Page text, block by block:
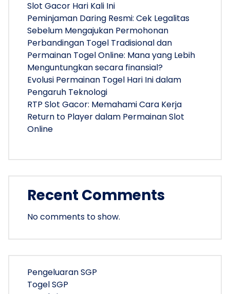
Slot Gacor Hari Kali Ini
Peminjaman Daring Resmi: Cek Legalitas
Sebelum Mengajukan Permohonan
Perbandingan Togel Tradisional dan
Permainan Togel Online: Mana yang Lebih
Menguntungkan secara finansial?
Evolusi Permainan Togel Hari Ini dalam
Pengaruh Teknologi
RTP Slot Gacor: Memahami Cara Kerja
Return to Player dalam Permainan Slot
Online
Recent Comments
No comments to show.
Pengeluaran SGP
Togel SGP